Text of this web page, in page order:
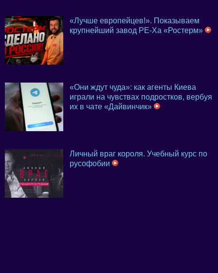
«Лучше европейцев!». Показываем
крупнейший завод PE-Xa «Ростерм»
«Они ждут чуда»: как агенты Киева
играли на чувствах подростков, вербуя
их в чате «Дайвинчик»
Личный враг короля. Учебный курс по
русофобии